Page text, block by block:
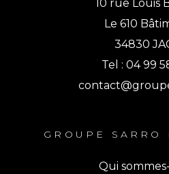
10 rue Louis
Le 610
34830
Tel : 04 99
GROUPE
Qui